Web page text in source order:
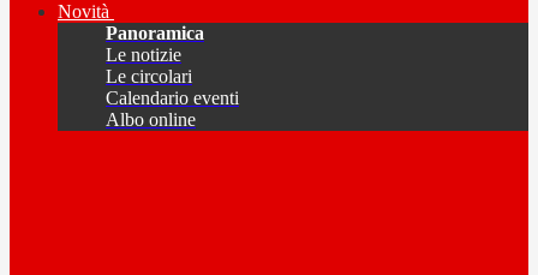
Novità
Panoramica
Le notizie
Le circolari
Calendario eventi
Albo online